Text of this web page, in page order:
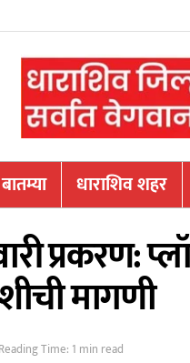
धाराशिव शहर
प्रकरण:
मागणी
Reading Time: 1 min read